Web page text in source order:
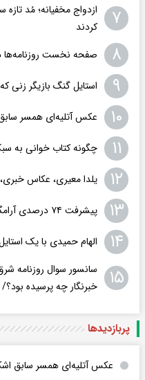
۷
ازدواج مخفیانه؛ مُد
کردند
۸ صفحه نخست روزنامه‌ها دوشنبه ۱۹
۹ استایل گنگ بازیگر
۱۰ عکس‌ آتلیه‌ای همسر
۱۱ چگونه کتاب خوانی به
۱۲ یلدا معیری، عکاس خبری، به ۱۵ سال حبس
۱۳ پیشرفت ۷۴ درصدی آرامگاه شمس تبریزی
۱۴ الهام حمیدی با یک
۱۵
سانسور سوال روزنامه
خبرنگار چه پرسیده
پربازدید‌ها
عکس‌ آتلیه‌ای همسر سابق